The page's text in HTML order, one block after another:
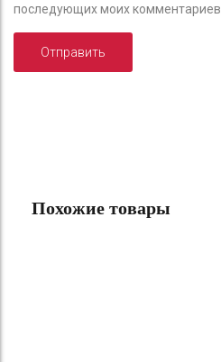
последующих моих комментариев.
Похожие товары